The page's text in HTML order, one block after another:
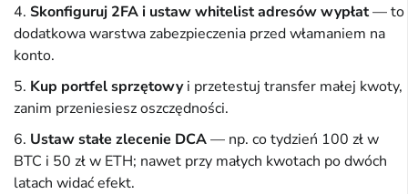
Skonfiguruj 2FA i ustaw whitelist adresów wypłat— to
dodatkowa warstwa zabezpieczenia przed włamaniem na
konto.
Kup portfel sprzętowyi przetestuj transfer małej kwoty,
zanim przeniesiesz oszczędności.
Ustaw stałe zlecenie DCA— np. co tydzień 100 zł w
BTC i 50 zł w ETH; nawet przy małych kwotach po dwóch
latach widać efekt.